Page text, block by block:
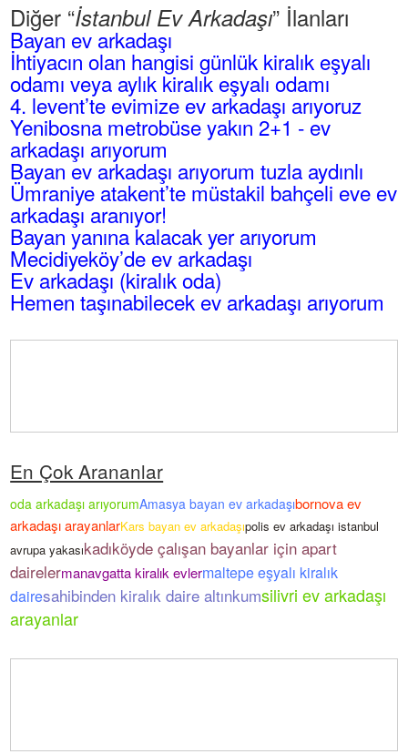
Diğer “İstanbul Ev Arkadaşı” İlanları
Bayan ev arkadaşı
İhtiyacın olan hangisi günlük kiralık eşyalı
odamı veya aylık kiralık eşyalı odamı
4. levent’te evimize ev arkadaşı arıyoruz
Yenibosna metrobüse yakın 2+1 - ev
arkadaşı arıyorum
Bayan ev arkadaşı arıyorum tuzla aydınlı
Ümraniye atakent’te müstakil bahçeli eve ev
arkadaşı aranıyor!
Bayan yanına kalacak yer arıyorum
Mecidiyeköy’de ev arkadaşı
Ev arkadaşı (kiralık oda)
Hemen taşınabilecek ev arkadaşı arıyorum
En Çok Arananlar
oda arkadaşı arıyorumAmasya bayan ev arkadaşıbornova ev
arkadaşı arayanlarKars bayan ev arkadaşıpolis ev arkadaşı istanbul
avrupa yakasıkadıköyde çalışan bayanlar için apart
dairelermanavgatta kiralık evlermaltepe eşyalı kiralık
dairesahibinden kiralık daire altınkumsilivri ev arkadaşı
arayanlar